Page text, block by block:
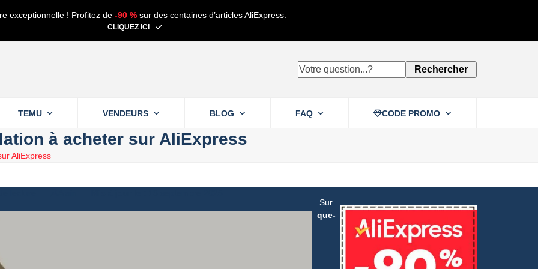
exceptionnelle ! Profitez de -90 %sur des centaines d’articles AliExpress.
CLIQUEZ ICI
Votre
Rechercher
TEMU VENDEURS BLOG FAQ CODE PROMO
à acheter sur AliExpress
AliExpress
Sur
que-